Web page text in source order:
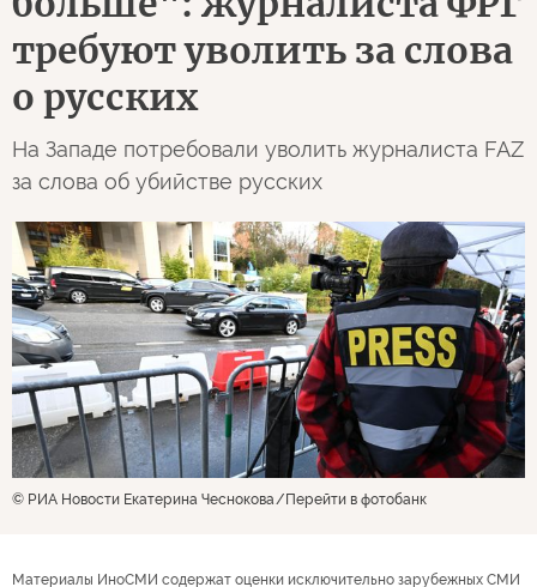
требуют уволить за слова
о русских
На Западе потребовали уволить журналиста FAZ
за слова об убийстве русских
© РИА Новости Екатерина Чеснокова Перейти в фотобанк
Материалы ИноСМИ содержат оценки исключительно зарубежных СМИ